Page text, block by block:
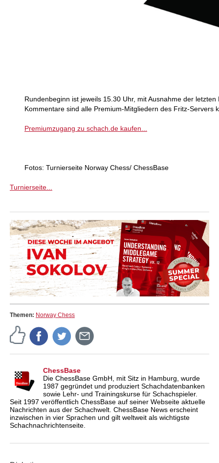
Rundenbeginn ist jeweils 15.30 Uhr, mit Ausnahme der
Kommentare sind alle Premium-Mitgliedern des Fritz-Servers
Premiumzugang zu schach.de kaufen...
Fotos: Turnierseite Norway Chess/ ChessBase
Turnierseite...
Themen: Norway Chess
ChessBase
Die ChessBase GmbH, mit Sitz in Hamburg, wurde
1987 gegründet und produziert Schachdatenbanken
sowie Lehr- und Trainingskurse für Schachspieler.
Seit 1997 veröffentlich ChessBase auf seiner Webseite aktuelle
Nachrichten aus der Schachwelt. ChessBase News erscheint
inzwischen in vier Sprachen und gilt weltweit als wichtigste
Schachnachrichtenseite.